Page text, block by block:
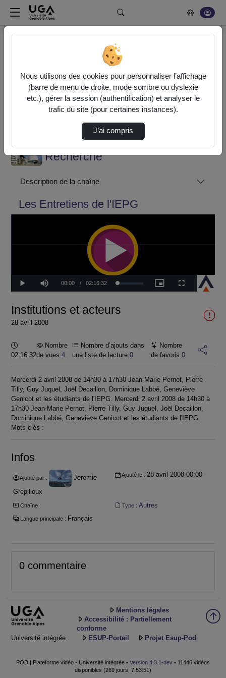
Rechercher un média sur POD
Bonjour, votre serveur vidéo a été mis à jour. Nous sommes
en train de finaliser son optimisation. L'encodage de vos
vidéos fonctionne (ne pas tenir compte du message d'erreur
actuel à la fin de votre encodage).
Les Entretiens de l'IEPG
Recherche
Description de la chaîne
Les Entretiens de l'IEPG
Lecture SourdineTemps
00:00 / Durée
02:16:32 Chargé:
1.64%
Image
dans
Plein
écran
Institutions et acteurs
28 avril 2008
Durée :
02:16:32
Nombre
de vues 4
Nombre d’ajouts dans
une liste de lecture0
Nombre
de favoris 0
Mercerdi 2 avril 2008 de 14h30 à 17h30 Jean-Marie Pernot, Pierre
Tilly, Guy Juquel, Joël Decaillon, Dominique Labbé, Geneviève
Genicot et les étudiants de l'IEPG. Mercerdi 2 avril 2008 de 14h30 à
17h30 Jean-Marie Pernot, Pierre Tilly, Guy Juquel, Joël Decaillon,
Dominique Labbé, Geneviève Genicot et les étudiants de l'IEPG.
Mots clés :
Infos
Ajouté par :
Jeremie
Grepilloux
Ajouté le : 28 avril 2008 00:00
Chaîne : Type : Autres
Langue principale : Français
0 commentaire
Université intégrée
Mentions légales
Accessibilité : Partiellement
conforme
ESUP-Portail
Projet Esup-Pod
POD | Plateforme vidéo - Université intégrée • Version 4.3.1-dev • 11446 vidéos
disponibles (269 jours, 7:53:51)
Nous utilisons des cookies pour personnaliser l’affichage
(barre de menu de droite, mode sombre ou dyslexie
etc.), gérer la session (authentification) et analyser le
trafic du site (pour certaines instances).
J’ai compris